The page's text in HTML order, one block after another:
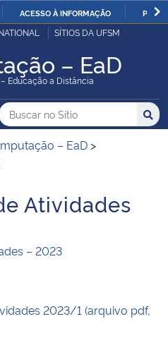
IR
O
ACESSO À INFORMAÇÃO
Abastecimento
SÍTIOS DA UFSM
– EaD
Educação a Distância
Sítio
Busca
Buscar no no Sítio
Busca:
– EaD >
Atividades
– 2023
2023/1 (arquivo pdf,